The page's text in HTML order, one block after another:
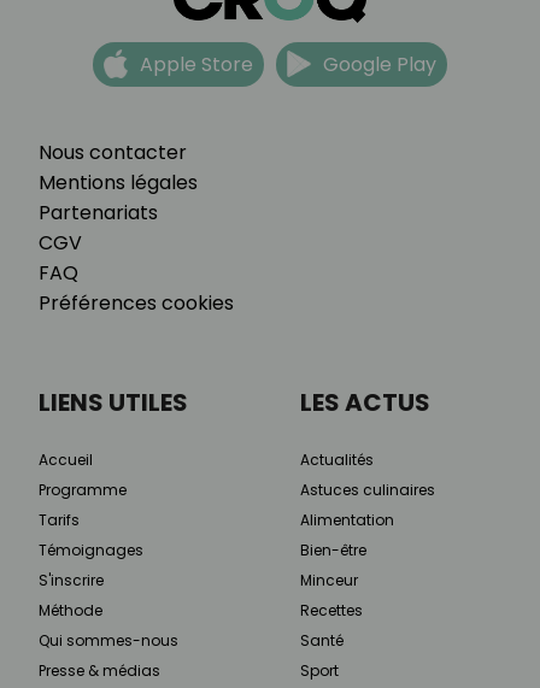
Nous contacter
Mentions légales
Partenariats
CGV
FAQ
Préférences cookies
Apple Store Google Play
LIENS UTILES
Accueil
Programme
Tarifs
Témoignages
S'inscrire
Méthode
Qui sommes-nous
Presse & médias
LES ACTUS
Actualités
Astuces culinaires
Alimentation
Bien-être
Minceur
Recettes
Santé
Sport